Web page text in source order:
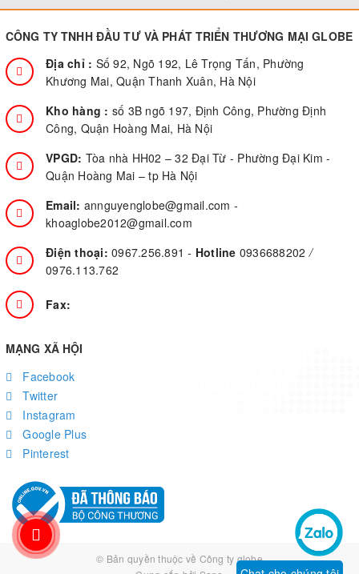
CÔNG TY TNHH ĐẦU TƯ VÀ PHÁT TRIỂN THƯƠNG MẠI GLOBE
Địa chỉ : Số 92, Ngõ 192, Lê Trọng Tấn, Phường
Khương Mai, Quận Thanh Xuân, Hà Nội
Kho hàng : số 3B ngõ 197, Định Công, Phường Định
Công, Quận Hoàng Mai, Hà Nội
VPGD: Tòa nhà HH02 – 32 Đại Từ - Phường Đại Kim -
Quận Hoàng Mai – tp Hà Nội
Email: annguyenglobe@gmail.com -
khoaglobe2012@gmail.com
Điện thoại: 0967.256.891- Hotline 0936688202/
0976.113.762
Fax:
MẠNG XÃ HỘI
Facebook
Twitter
Instagram
Google Plus
Pinterest
© Bản quyền thuộc về Công ty globe